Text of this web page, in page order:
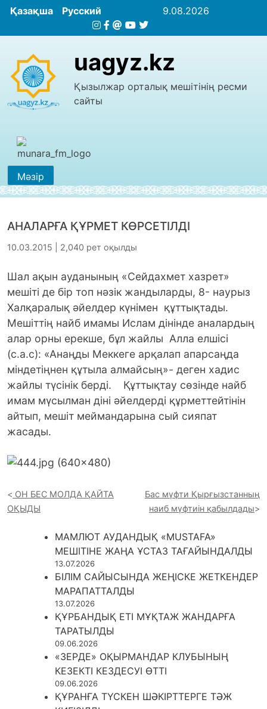
Қазақша Русский 9.08.2026
uagyz.kz
Қызылжар орталық мешітінің ресми
сайты
Мәзір
АНАЛАРҒА ҚҰРМЕТ КӨРСЕТІЛДІ
10.03.2015 | 2,040 рет оқылды
Шал ақын ауданының «Сейдахмет хазрет»
мешіті де бір топ нәзік жандыларды, 8- наурыз
Халқаралық әйелдер күнімен құттықтады.
Мешіттің найб имамы Ислам дінінде аналардың
алар орны ерекше, бұл жайлы Алла елшісі
(с.а.с): «Анаңды Меккеге арқалап апарсаңда
міндетіңнен құтыла алмайсың»- деген хадис
жайлы түсінік берді. Құттықтау сөзінде найб
имам мүсылман діні әйелдерді құрметтейтінін
айтып, мешіт меймандарына сый сияпат
жасады.
ОН БЕС МОЛДА ҚАЙТА
ОҚЫДЫ
Бас мүфти Қырғызстанның
наиб мүфтиін қабылдады
МАМЛЮТ АУДАНДЫҚ «MUSTAFA»
МЕШІТІНЕ ЖАҢА ҰСТАЗ ТАҒАЙЫНДАЛДЫ
13.07.2026
БІЛІМ САЙЫСЫНДА ЖЕҢІСКЕ ЖЕТКЕНДЕР
МАРАПАТТАЛДЫ
13.07.2026
ҚҰРБАНДЫҚ ЕТІ МҰҚТАЖ ЖАНДАРҒА
ТАРАТЫЛДЫ
09.06.2026
«ЗЕРДЕ» ОҚЫРМАНДАР КЛУБЫНЫҢ
КЕЗЕКТІ КЕЗДЕСУІ ӨТТІ
09.06.2026
ҚҰРАНҒА ТҮСКЕН ШӘКІРТТЕРГЕ ТӘЖ